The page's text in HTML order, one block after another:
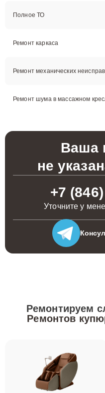
Полное ТО
Ремонт каркаса
Ремонт механических
Ремонт шума в массажном
Ваша
не
+7
Уточните у
Ремонтируем
Ремонтов